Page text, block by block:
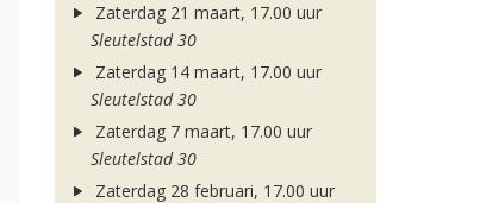
Zaterdag 21 maart, 17.00 uur
Sleutelstad 30
Zaterdag 14 maart, 17.00 uur
Sleutelstad 30
Zaterdag 7 maart, 17.00 uur
Sleutelstad 30
Zaterdag 28 februari, 17.00 uur